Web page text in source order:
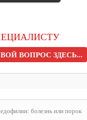
ВОПРОС ЗДЕСЬ...
болезнь или порок